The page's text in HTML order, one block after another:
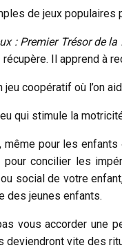
de jeux populaires
: Premier Trésor de la
Il apprend à
jeu coopératif où l’on
qui stimule la
pour les
concilier les
social de votre
des jeunes enfants.
vous accorder une
deviendront vite des